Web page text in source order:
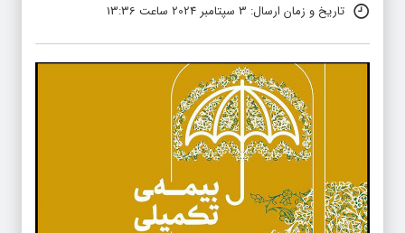
تاریخ و زمان ارسال: 3 سپتامبر 2024 ساعت 13:36